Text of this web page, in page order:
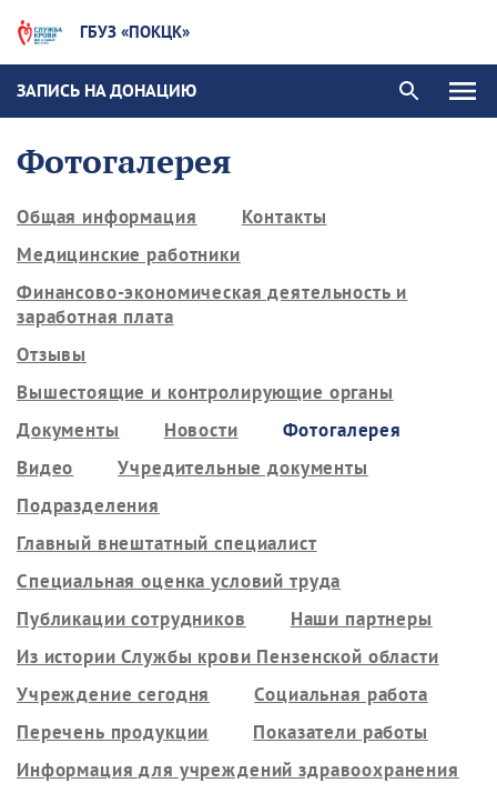
ГБУЗ «ПОКЦК»
ЗАПИСЬ НА ДОНАЦИЮ
Фотогалерея
Общая информация
Контакты
Медицинские работники
Финансово-экономическая деятельность и
заработная плата
Отзывы
Вышестоящие и контролирующие органы
Документы
Новости
Фотогалерея
Видео
Учредительные документы
Подразделения
Главный внештатный специалист
Специальная оценка условий труда
Публикации сотрудников
Наши партнеры
Из истории Службы крови Пензенской области
Учреждение сегодня
Социальная работа
Перечень продукции
Показатели работы
Информация для учреждений здравоохранения